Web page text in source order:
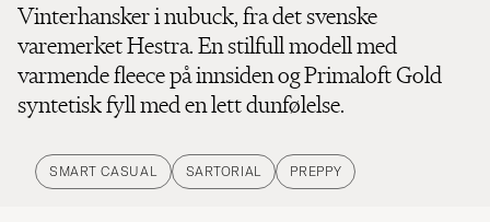
Vinterhansker i nubuck, fra det svenske
varemerket Hestra. En stilfull modell med
varmende fleece på innsiden og Primaloft Gold
syntetisk fyll med en lett dunfølelse.
SMART CASUAL SARTORIAL PREPPY